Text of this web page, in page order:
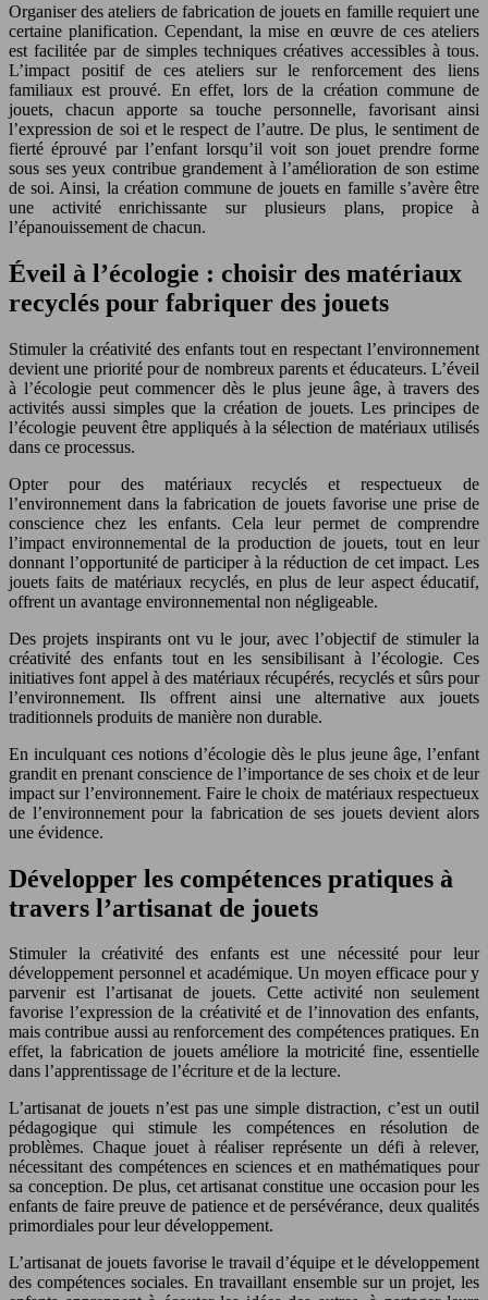
Organiser des ateliers de fabrication de jouets en famille requiert une
certaine planification. Cependant, la mise en œuvre de ces ateliers
est facilitée par de simples techniques créatives accessibles à tous.
L’impact positif de ces ateliers sur le renforcement des liens
familiaux est prouvé. En effet, lors de la création commune de
jouets, chacun apporte sa touche personnelle, favorisant ainsi
l’expression de soi et le respect de l’autre. De plus, le sentiment de
fierté éprouvé par l’enfant lorsqu’il voit son jouet prendre forme
sous ses yeux contribue grandement à l’amélioration de son estime
de soi. Ainsi, la création commune de jouets en famille s’avère être
une activité enrichissante sur plusieurs plans, propice à
l’épanouissement de chacun.
Éveil à l’écologie : choisir des matériaux
recyclés pour fabriquer des jouets
Stimuler la créativité des enfants tout en respectant l’environnement
devient une priorité pour de nombreux parents et éducateurs. L’éveil
à l’écologie peut commencer dès le plus jeune âge, à travers des
activités aussi simples que la création de jouets. Les principes de
l’écologie peuvent être appliqués à la sélection de matériaux utilisés
dans ce processus.
Opter pour des matériaux recyclés et respectueux de
l’environnement dans la fabrication de jouets favorise une prise de
conscience chez les enfants. Cela leur permet de comprendre
l’impact environnemental de la production de jouets, tout en leur
donnant l’opportunité de participer à la réduction de cet impact. Les
jouets faits de matériaux recyclés, en plus de leur aspect éducatif,
offrent un avantage environnemental non négligeable.
Des projets inspirants ont vu le jour, avec l’objectif de stimuler la
créativité des enfants tout en les sensibilisant à l’écologie. Ces
initiatives font appel à des matériaux récupérés, recyclés et sûrs pour
l’environnement. Ils offrent ainsi une alternative aux jouets
traditionnels produits de manière non durable.
En inculquant ces notions d’écologie dès le plus jeune âge, l’enfant
grandit en prenant conscience de l’importance de ses choix et de leur
impact sur l’environnement. Faire le choix de matériaux respectueux
de l’environnement pour la fabrication de ses jouets devient alors
une évidence.
Développer les compétences pratiques à
travers l’artisanat de jouets
Stimuler la créativité des enfants est une nécessité pour leur
développement personnel et académique. Un moyen efficace pour y
parvenir est l’artisanat de jouets. Cette activité non seulement
favorise l’expression de la créativité et de l’innovation des enfants,
mais contribue aussi au renforcement des compétences pratiques. En
effet, la fabrication de jouets améliore la motricité fine, essentielle
dans l’apprentissage de l’écriture et de la lecture.
L’artisanat de jouets n’est pas une simple distraction, c’est un outil
pédagogique qui stimule les compétences en résolution de
problèmes. Chaque jouet à réaliser représente un défi à relever,
nécessitant des compétences en sciences et en mathématiques pour
sa conception. De plus, cet artisanat constitue une occasion pour les
enfants de faire preuve de patience et de persévérance, deux qualités
primordiales pour leur développement.
L’artisanat de jouets favorise le travail d’équipe et le développement
des compétences sociales. En travaillant ensemble sur un projet, les